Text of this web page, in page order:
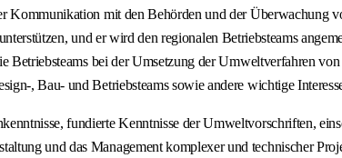
mit den Behörden und der Überwachung
und er wird den regionalen Betriebsteams
bei der Umsetzung der Umweltverfahren
, Bau- und Betriebsteams sowie andere wichtige
fundierte Kenntnisse der Umweltvorschriften,
und das Management komplexer und technischer